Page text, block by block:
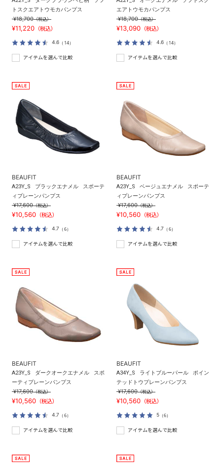
トスクエアトウモカパンプス
¥18,700（税込）
¥11,220 （税込）
4.6 （14）
アイテムを選んで比較
エアトウモカパンプス
¥18,700（税込）
¥13,090 （税込）
4.6 （14）
アイテムを選んで比較
BEAUFIT
A23Y_S ブラックエナメル
スポーテ
ィプレーンパンプス
¥17,600（税込）
¥10,560 （税込）
4.7 （6）
アイテムを選んで比較
BEAUFIT
A23Y_S ベージュエナメル
スポーテ
ィプレーンパンプス
¥17,600（税込）
¥10,560 （税込）
4.7 （6）
アイテムを選んで比較
BEAUFIT
A23Y_S ダークオークエナメル
スポ
ーティプレーンパンプス
¥17,600（税込）
¥10,560 （税込）
4.7 （6）
アイテムを選んで比較
BEAUFIT
A34Y_S ライトブルーパール
ポイン
テッドトウプレーンパンプス
¥17,600（税込）
¥10,560 （税込）
5（6）
アイテムを選んで比較